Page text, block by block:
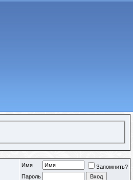
Имя
Запомнить?
Пароль